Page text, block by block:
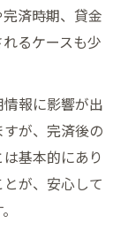
とその真実
ントまとめ
方法
要な基準
いを比較
先の見極め
門家の探
済時期、貸金
るケースも少
報に影響が出
が、完済後の
基本的にあり
が、安心して